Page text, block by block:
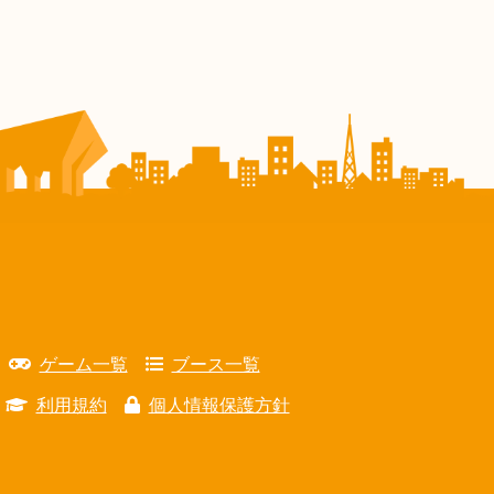
ゲーム一覧 ブース一覧
利用規約 個人情報保護方針